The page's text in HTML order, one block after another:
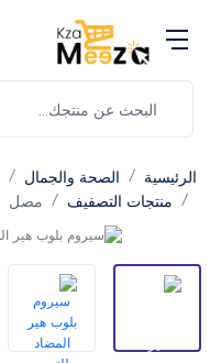
الرئيسية الصحة والجمال
منتجات التصفيف
مصل